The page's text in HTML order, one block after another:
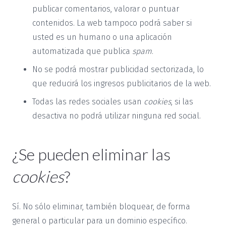
publicar comentarios, valorar o puntuar
contenidos. La web tampoco podrá saber si
usted es un humano o una aplicación
automatizada que publica spam.
No se podrá mostrar publicidad sectorizada, lo
que reducirá los ingresos publicitarios de la web.
Todas las redes sociales usan cookies, si las
desactiva no podrá utilizar ninguna red social.
¿Se pueden eliminar las
cookies?
Sí. No sólo eliminar, también bloquear, de forma
general o particular para un dominio específico.